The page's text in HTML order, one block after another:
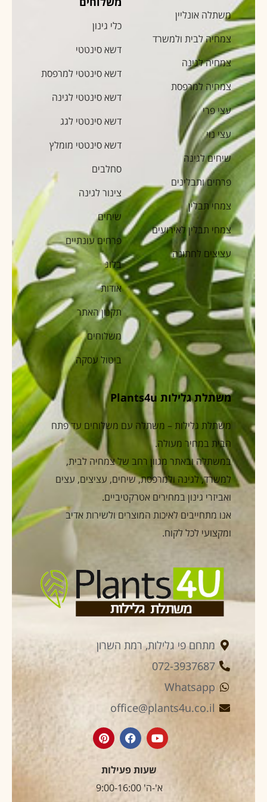
משתלה אונליין
צמחיה לבית ולמשרד
צמחיה לגינה
צמחיה למרפסת
עצי פרי
עצי נוי
שיחים לגינה
פרחים ותבלינים
צמחי תבלין
צמחי תבלין לאירועים
עציצים לחתונה
כלי גינון
דשא סינטטי
דשא סינטטי למרפסת
דשא סינטטי לגינה
דשא סינטטי לגג
דשא סינטטי מומלץ
סחלבים
צינור לגינה
שיחים
פרחים עונתיים
בלוג
אודות
תקנון האתר
משלוחים
ביטול עסקה
משתלת גלילות Plants4u
משתלת גלילות – משתלה עם משלוחים עד פתח
הבית במחיר מעולה.
במשתלה ובאתר מגוון רחב של צמחיה לבית,
למשרד, לגינה ולמרפסת, שיחים, עציצים, עצים
ואביזרי גינון במחירים אטרקטיביים.
אנו מתחייבים לאיכות המוצרים ולשירות אדיב
ומקצועי לכל לקוח.
מתחם פי גלילות, רמת השרון
072-3937687
Whatsapp
office@plants4u.co.il
שעות פעילות
א'-ה' 9:00-16:00